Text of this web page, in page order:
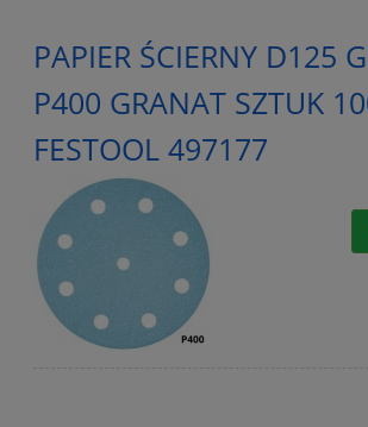
PAPIER ŚCIERNY D125
P400 GRANAT SZTUK
FESTOOL 497177